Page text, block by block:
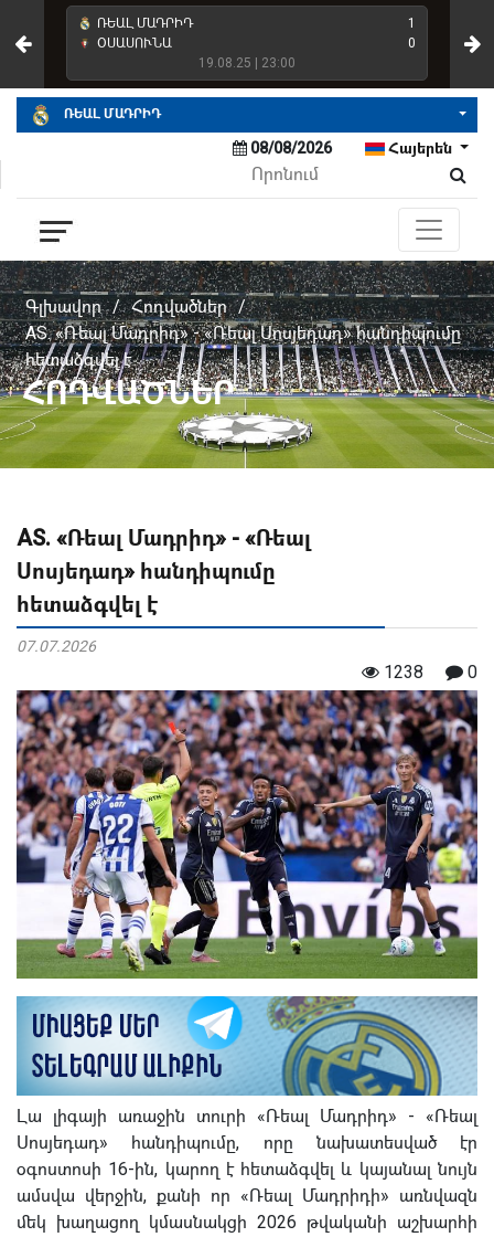
ՌԵԱԼ ՄԱԴՐԻԴ
1
ՕՍԱՍՈՒՆԱ
0
19.08.25 | 23:00
ՌԵԱԼ ՄԱԴՐԻԴ
Հայերեն
08/08/2026
Գլխավոր / Հոդվածներ /
AS. «Ռեալ Մադրիդ» - «Ռեալ Սոսյեդադ» հանդիպումը
հետաձգվել է
ՀՈԴՎԱԾՆԵՐ
AS. «Ռեալ Մադրիդ» - «Ռեալ
Սոսյեդադ» հանդիպումը
հետաձգվել է
07.07.2026
1238 0
Լա լիգայի առաջին տուրի «Ռեալ Մադրիդ» - «Ռեալ
Սոսյեդադ» հանդիպումը, որը նախատեսված էր
օգոստոսի 16-ին, կարող է հետաձգվել և կայանալ նույն
ամսվա վերջին, քանի որ «Ռեալ Մադրիդի» առնվազն
մեկ խաղացող կմասնակցի 2026 թվականի աշխարհի